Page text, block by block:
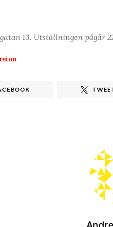
13. Utställningen pågår